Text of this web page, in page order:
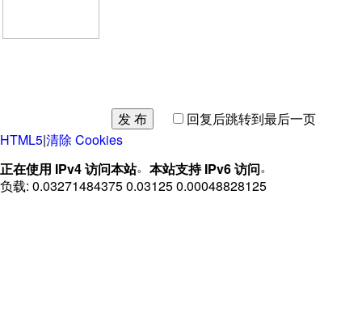
发 布
回复后跳转到最后一页
HTML5|清除 Cookies
正在使用 IPv4 访问本站。 本站支持 IPv6 访问。
负载: 0.03271484375 0.03125 0.00048828125